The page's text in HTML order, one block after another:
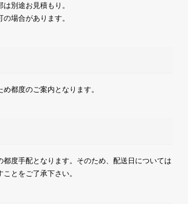
別途お見積もり。
場合があります。
都度のご案内となります。
都度手配となります。そのため、配送日については
とをご了承下さい。